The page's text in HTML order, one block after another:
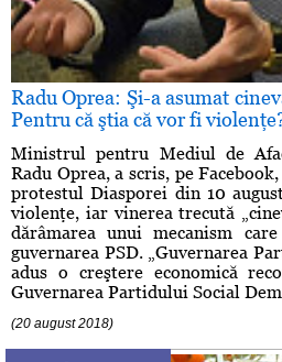
Radu Oprea: Şi-a asumat
Pentru că ştia că vor fi
Ministrul pentru Mediul de
Radu Oprea, a scris, pe
protestul Diasporei din 10
violenţe, iar vinerea trecută
dărâmarea unui mecanism
guvernarea PSD. „Guvernarea
adus o creştere economică
Guvernarea Partidului Social
(20 august 2018)